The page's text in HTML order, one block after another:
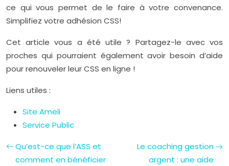
ce qui vous permet de le faire à votre convenance.
Simplifiez votre adhésion CSS!
Cet article vous a été utile ? Partagez-le avec vos
proches qui pourraient également avoir besoin d’aide
pour renouveler leur CSS en ligne !
Liens utiles :
Site Ameli
Service Public
Qu’est-ce que l’ASS et
comment en bénéficier
Le coaching gestion
argent : une aide